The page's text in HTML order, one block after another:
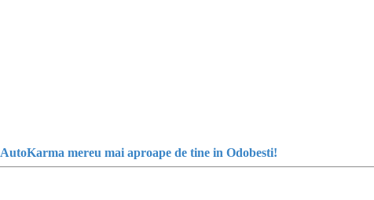
AutoKarma mereu mai aproape de tine in Odobesti!